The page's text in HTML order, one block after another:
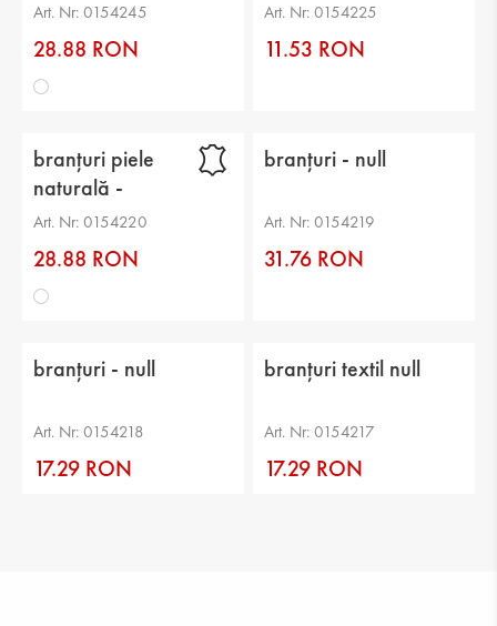
Art. Nr: 0154245
28.88 RON
Art. Nr: 0154225
11.53 RON
branțuri piele
naturală -
Art. Nr: 0154220
28.88 RON
branțuri - null
Art. Nr: 0154219
31.76 RON
branțuri - null
Art. Nr: 0154218
17.29 RON
branțuri textil null
Art. Nr: 0154217
17.29 RON